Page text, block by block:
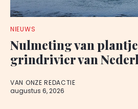
NIEUWS
Nulmeting van
grindrivier van
VAN ONZE REDACTIE
augustus 6, 2026